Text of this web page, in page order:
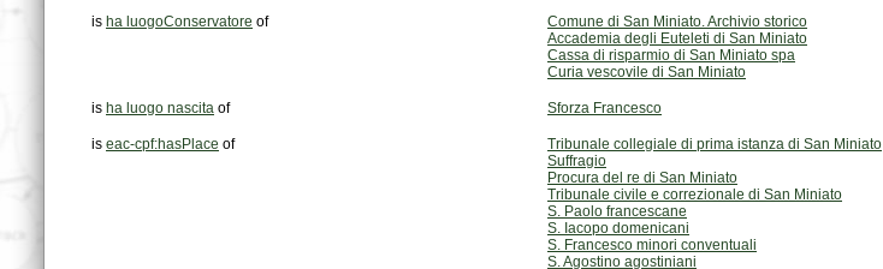
is ha luogoConservatore of
Comune di San Miniato. Archivio storico
Accademia degli Euteleti di San Miniato
Cassa di risparmio di San Miniato spa
Curia vescovile di San Miniato
is ha luogo nascita of Sforza Francesco
is eac-cpf:hasPlace of
Tribunale collegiale di prima istanza di San Miniato
Suffragio
Procura del re di San Miniato
Tribunale civile e correzionale di San Miniato
S. Paolo francescane
S. Iacopo domenicani
S. Francesco minori conventuali
S. Agostino agostiniani